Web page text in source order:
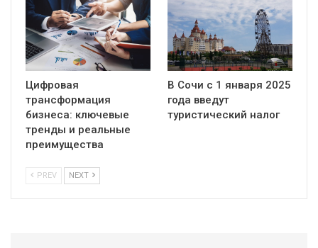
Цифровая
трансформация
бизнеса: ключевые
тренды и реальные
преимущества
В Сочи с 1 января 2025
года введут
туристический налог
PREV NEXT